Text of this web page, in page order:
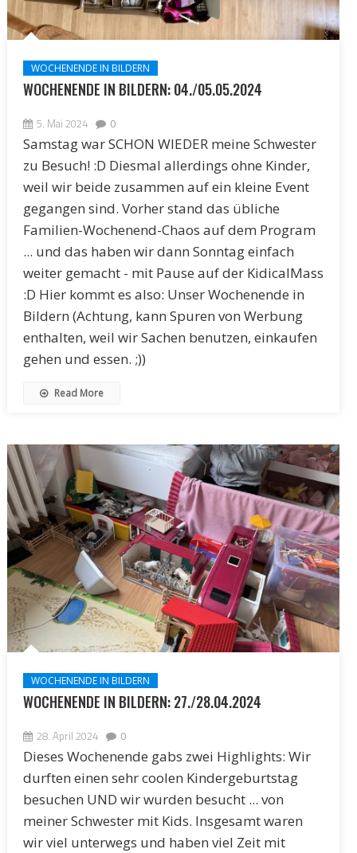
WOCHENENDE IN BILDERN
WOCHENENDE IN BILDERN: 04./05.05.2024
5. Mai 2024 0
Samstag war SCHON WIEDER meine Schwester
zu Besuch! :D Diesmal allerdings ohne Kinder,
weil wir beide zusammen auf ein kleine Event
gegangen sind. Vorher stand das übliche
Familien-Wochenend-Chaos auf dem Program
... und das haben wir dann Sonntag einfach
weiter gemacht - mit Pause auf der KidicalMass
:D Hier kommt es also: Unser Wochenende in
Bildern (Achtung, kann Spuren von Werbung
enthalten, weil wir Sachen benutzen, einkaufen
gehen und essen. ;))
Read More
WOCHENENDE IN BILDERN
WOCHENENDE IN BILDERN: 27./28.04.2024
28. April 2024 0
Dieses Wochenende gabs zwei Highlights: Wir
durften einen sehr coolen Kindergeburtstag
besuchen UND wir wurden besucht ... von
meiner Schwester mit Kids. Insgesamt waren
wir viel unterwegs und haben viel Zeit mit